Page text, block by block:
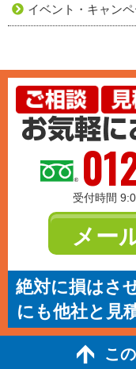
イベント・キャン
受付時間
メー
絶対に損はさ
にも他社と見
こ